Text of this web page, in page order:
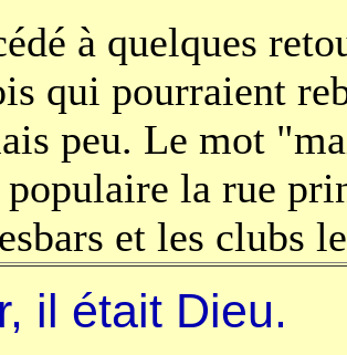
à quelques
qui pourraient
peu. Le mot
populaire la rue
et les clubs
il était Dieu.